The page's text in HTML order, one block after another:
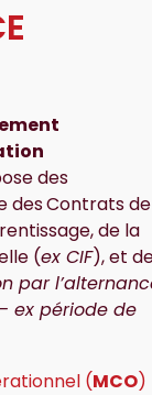
des
desContrats de
de la
(ex CIF), et
par
ex période de
(MCO)